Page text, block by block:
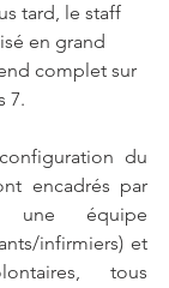
tard, le staff
en grand
complet sur
7.
du
encadrés par
une équipe
infirmiers) et
tous